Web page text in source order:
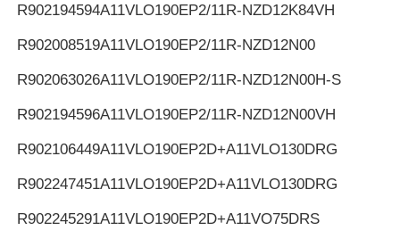
R902194594A11VLO190EP2/11R-NZD12K84VH
R902008519A11VLO190EP2/11R-NZD12N00
R902063026A11VLO190EP2/11R-NZD12N00H-S
R902194596A11VLO190EP2/11R-NZD12N00VH
R902106449A11VLO190EP2D+A11VLO130DRG
R902247451A11VLO190EP2D+A11VLO130DRG
R902245291A11VLO190EP2D+A11VO75DRS